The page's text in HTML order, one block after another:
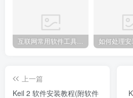
互联网常用软件工具资源汇总贴
上一篇
Keil 2 软件安装教程(附软件